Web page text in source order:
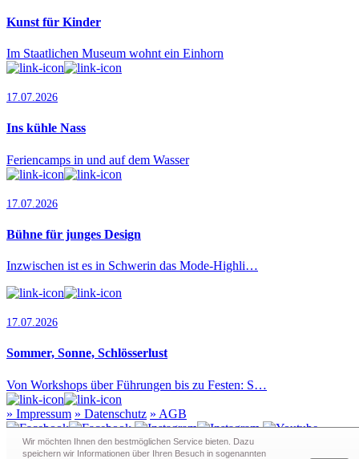
Kunst für Kinder
Im Staatlichen Museum wohnt ein Einhorn
17.07.2026
Ins kühle Nass
Feriencamps in und auf dem Wasser
17.07.2026
Bühne für junges Design
Inzwischen ist es in Schwerin das Mode-Highli…
17.07.2026
Sommer, Sonne, Schlösserlust
Von Workshops über Führungen bis zu Festen: S…
» Impressum » Datenschutz » AGB
Wir möchten Ihnen den bestmöglichen Service bieten. Dazu
speichern wir Informationen über Ihren Besuch in sogenann­ten